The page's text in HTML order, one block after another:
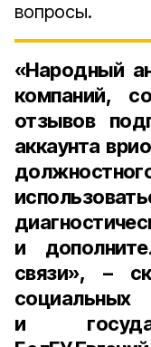
вопросы.
«Народный
компаний,
отзывов
аккаунта
и
связи», –
и